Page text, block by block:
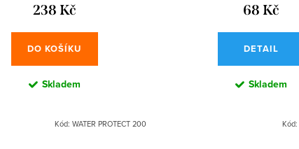
238 Kč
DO KOŠÍKU
Skladem
Kód: WATER PROTECT 200
68 Kč
DETAIL
Skladem
Kód: